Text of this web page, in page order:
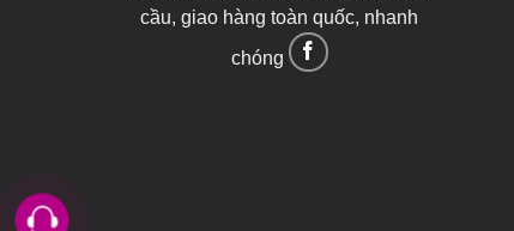
cầu, giao hàng toàn quốc, nhanh
chóng